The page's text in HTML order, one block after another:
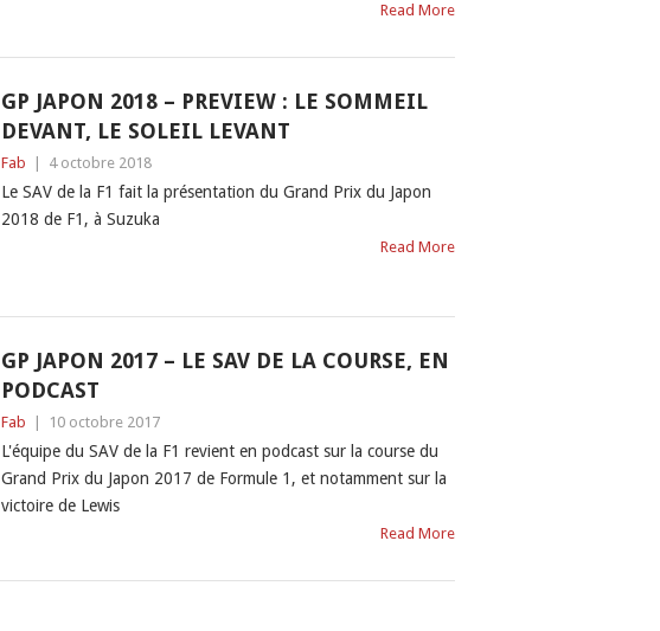
Read More
GP JAPON 2018 – PREVIEW : LE SOMMEIL
DEVANT, LE SOLEIL LEVANT
Fab 4 octobre 2018
Le SAV de la F1 fait la présentation du Grand Prix du Japon
2018 de F1, à Suzuka
Read More
GP JAPON 2017 – LE SAV DE LA COURSE, EN
PODCAST
Fab 10 octobre 2017
L'équipe du SAV de la F1 revient en podcast sur la course du
Grand Prix du Japon 2017 de Formule 1, et notamment sur la
victoire de Lewis
Read More